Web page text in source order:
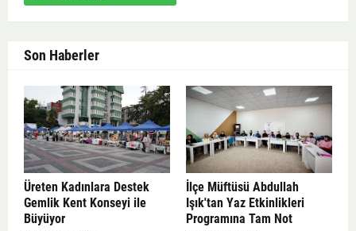
Son Haberler
Üreten Kadınlara Destek
Gemlik Kent Konseyi ile
Büyüyor
İlçe Müftüsü Abdullah
Işık'tan Yaz Etkinlikleri
Programına Tam Not